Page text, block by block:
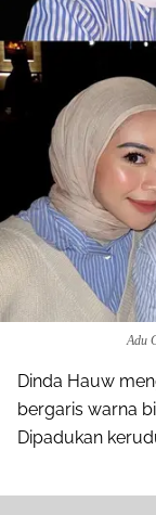
Adu
Dinda Hauw
bergaris warna
Dipadukan